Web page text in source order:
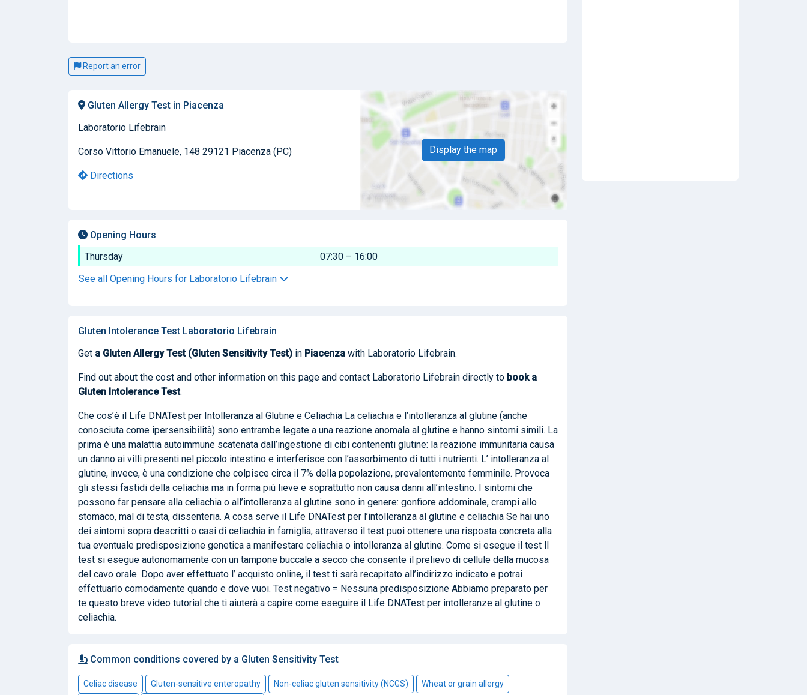
Report an error
Gluten Allergy Test in Piacenza
Laboratorio Lifebrain
Corso Vittorio Emanuele, 148 29121 Piacenza (PC)
Directions
Display the map
Opening Hours
Thursday
07:30 – 16:00
See all Opening Hours for Laboratorio Lifebrain
Gluten Intolerance Test Laboratorio Lifebrain
Get a Gluten Allergy Test (Gluten Sensitivity Test) in Piacenza with Laboratorio Lifebrain.
Find out about the cost and other information on this page and contact Laboratorio Lifebrain directly to book a
Gluten Intolerance Test.
Che cos’è il Life DNATest per Intolleranza al Glutine e Celiachia La celiachia e l’intolleranza al glutine (anche
conosciuta come ipersensibilità) sono entrambe legate a una reazione anomala al glutine e hanno sintomi simili. La
prima è una malattia autoimmune scatenata dall’ingestione di cibi contenenti glutine: la reazione immunitaria causa
un danno ai villi presenti nel piccolo intestino e interferisce con l’assorbimento di tutti i nutrienti. L’ intolleranza al
glutine, invece, è una condizione che colpisce circa il 7% della popolazione, prevalentemente femminile. Provoca
gli stessi fastidi della celiachia ma in forma più lieve e soprattutto non causa danni all’intestino. I sintomi che
possono far pensare alla celiachia o all’intolleranza al glutine sono in genere: gonfiore addominale, crampi allo
stomaco, mal di testa, dissenteria. A cosa serve il Life DNATest per l’intolleranza al glutine e celiachia Se hai uno
dei sintomi sopra descritti o casi di celiachia in famiglia, attraverso il test puoi ottenere una risposta concreta alla
tua eventuale predisposizione genetica a manifestare celiachia o intolleranza al glutine. Come si esegue il test ll
test si esegue autonomamente con un tampone buccale a secco che consente il prelievo di cellule della mucosa
del cavo orale. Dopo aver effettuato l’ acquisto online, il test ti sarà recapitato all’indirizzo indicato e potrai
effettuarlo comodamente quando e dove vuoi. Test negativo = Nessuna predisposizione Abbiamo preparato per
te questo breve video tutorial che ti aiuterà a capire come eseguire il Life DNATest per intolleranze al glutine o
celiachia.
Common conditions covered by a Gluten Sensitivity Test
Celiac disease Gluten-sensitive enteropathy Non-celiac gluten sensitivity (NCGS)
Wheat or grain allergy